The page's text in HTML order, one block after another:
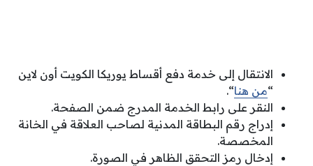
الانتقال إلى خدمة دفع أقساط يوريكا الكويت أون لاين
“من هنا“.
النقر على رابط الخدمة المدرج ضمن الصفحة.
إدراج رقم البطاقة المدنية لصاحب العلاقة في الخانة
المخصصة.
إدخال رمز التحقق الظاهر في الصورة.